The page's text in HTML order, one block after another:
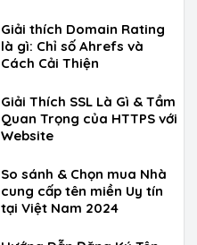
Giải thích Domain Rating
là gì: Chỉ số Ahrefs và
Cách Cải Thiện
Giải Thích SSL Là Gì & Tầm
Quan Trọng của HTTPS với
Website
So sánh & Chọn mua Nhà
cung cấp tên miền Uy tín
tại Việt Nam 2024